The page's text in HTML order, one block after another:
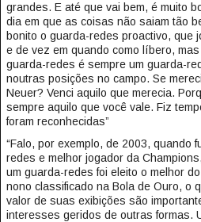
grandes. E até que vai bem, é muito
dia em que as coisas não saiam tão
bonito o guarda-redes proactivo, que
e de vez em quando como líbero,
guarda-redes é sempre um guarda-
noutras posições no campo. Se
Neuer? Venci aquilo que merecia.
sempre aquilo que você vale. Fiz
foram reconhecidas”
“Falo, por exemplo, de 2003, quando
redes e melhor jogador da
um guarda-redes foi eleito o melhor
nono classificado na Bola de Ouro, o
valor de suas exibições são
interesses geridos de outras formas.